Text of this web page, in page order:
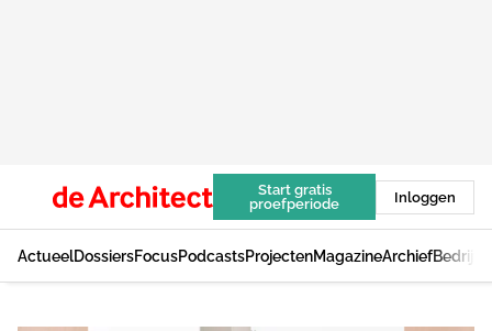
Start gratis
proefperiode
Inloggen
ActueelDossiersFocusPodcastsProjectenMagazineArchief